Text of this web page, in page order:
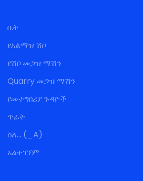
ቤት
የአልማዝ ሽቦ
የሽቦ መጋዝ ማሽን
Quarry መጋዝ ማሽን
የመተግበሪያ ጉዳዮች
ጥራት
ስለ... (_A)
አልተገኘም